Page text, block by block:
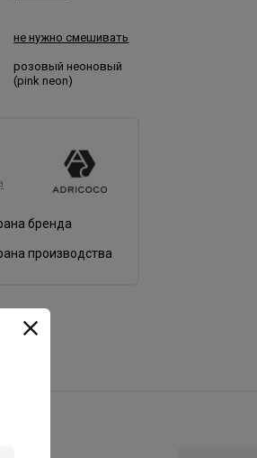
не нужно смешивать
розовый неоновый
(pink neon)
бренда
производства